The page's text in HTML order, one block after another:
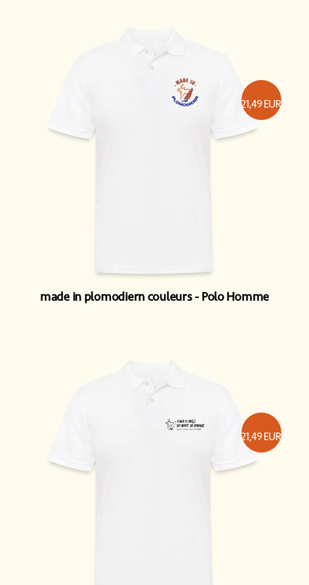
made in plomodiern couleurs Polo Homme
21,49EUR
21,49EUR